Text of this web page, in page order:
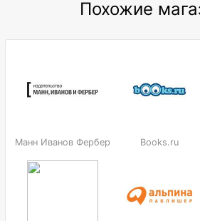
Похожие
Манн Иванов Фербер Books.ru